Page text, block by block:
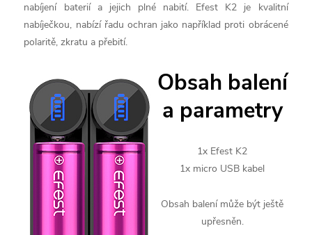
nabíjení baterií a jejich plné nabití. Efest K2 je kvalitní
nabíječkou, nabízí řadu ochran jako například proti obrácené
polaritě, zkratu a přebití.
Obsah balení
a parametry
1x Efest K2
1x micro USB kabel
Obsah balení může být ještě
upřesněn.